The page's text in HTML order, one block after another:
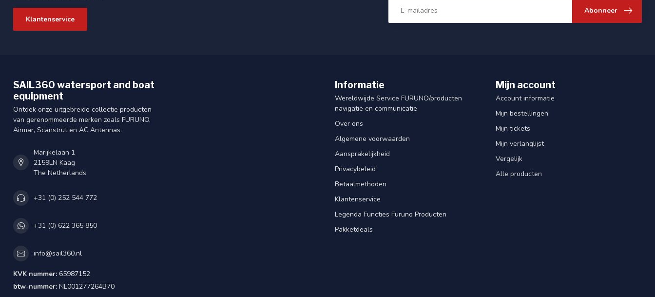
Klantenservice
Abonneer
SAIL360 watersport and boat
equipment
Ontdek onze uitgebreide collectie producten
van gerenommeerde merken zoals FURUNO,
Airmar, Scanstrut en AC Antennas.
Marijkelaan 1
2159LN Kaag
The Netherlands
+31 (0) 252 544 772
+31 (0) 622 365 850
info@sail360.nl
KVK nummer: 65987152
btw-nummer: NL001277264B70
Informatie
Wereldwijde Service FURUNO/producten
navigatie en communicatie
Over ons
Algemene voorwaarden
Aansprakelijkheid
Privacybeleid
Betaalmethoden
Klantenservice
Legenda Functies Furuno Producten
Pakketdeals
Mijn account
Account informatie
Mijn bestellingen
Mijn tickets
Mijn verlanglijst
Vergelijk
Alle producten